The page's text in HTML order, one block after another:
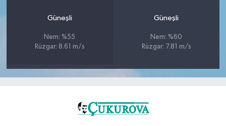
Güneşli
Nem: %55
Rüzgar: 8.61 m/s
Güneşli
Nem: %60
Rüzgar: 7.81 m/s